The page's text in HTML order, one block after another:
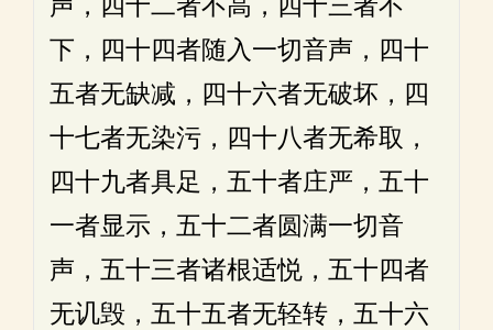
声，四十二者不高，四十三者不
下，四十四者随入一切音声，四十
五者无缺减，四十六者无破坏，四
十七者无染污，四十八者无希取，
四十九者具足，五十者庄严，五十
一者显示，五十二者圆满一切音
声，五十三者诸根适悦，五十四者
无讥毁，五十五者无轻转，五十六